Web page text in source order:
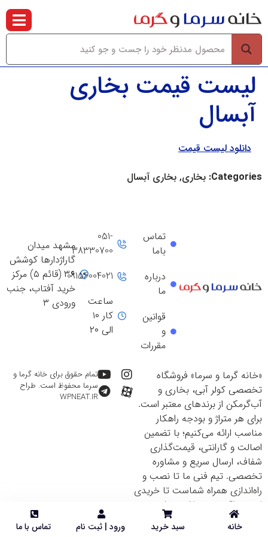
خانه سبد خرید ورود | ثبت نام تماس با ما
لیست قیمت بخاری
آبسال
دانلود لیست قیمت
Categories: بخاری, بخاری آبسال
مشهد میدان
گاراژدارها کوشش
۳۶ (قائم ۵) مرکز
خرید آفتاب، جنب
ورودی ۳
051-
38330700
09156004021
ساعت
کار ۱۰
الی ۲۰
تماس
باما
درباره
ما
قوانین
و
مقررات
«خانه گرما و سرما» فروشگاه
تخصصی کولر آبی، بخاری و
آب‌گرمکن از برندهای معتبر است.
برای هر متراژ و بودجه راهکار
مناسب ارائه می‌کنیم؛ با تضمین
اصالت و گارانتی، قیمت‌گذاری
شفاف، ارسال سریع و مشاوره
تخصصی. تیم فنی ما تا نصب و
راه‌اندازی همراه شماست تا خریدی
ایمن و اقتصادی داشته باشید.
تمام حقوق برای خانه گرما و
سرما محفوظ است. طراح
WPNEAT.IR